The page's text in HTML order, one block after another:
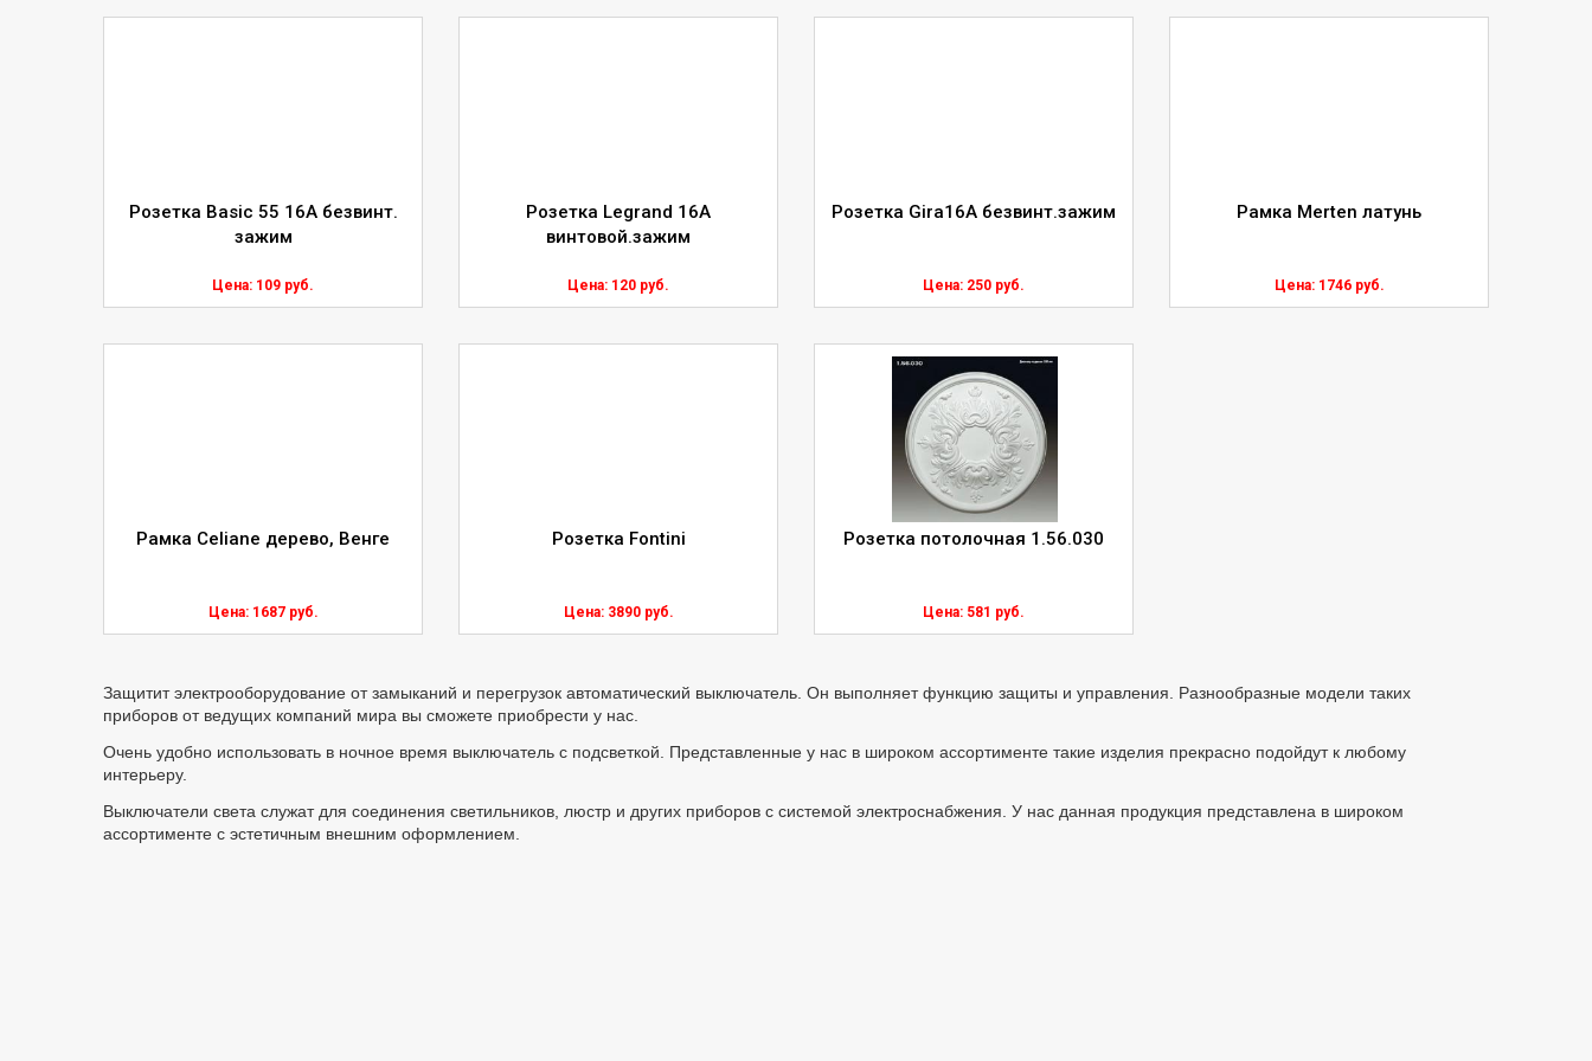
Розетка Basic 55 16А безвинт.
зажим
Цена: 109 руб.
Розетка Legrand 16А
винтовой.зажим
Цена: 120 руб.
Розетка Gira16А безвинт.зажим
Цена: 250 руб.
Рамка Merten латунь
Цена: 1746 руб.
Рамка Celiane дерево, Венге
Цена: 1687 руб.
Розетка Fontini
Цена: 3890 руб.
Розетка потолочная 1.56.030
Цена: 581 руб.
Защитит электрооборудование от замыканий и перегрузок автоматический выключатель. Он выполняет функцию защиты и управления. Разнообразные модели таких
приборов от ведущих компаний мира вы сможете приобрести у нас.
Очень удобно использовать в ночное время выключатель с подсветкой. Представленные у нас в широком ассортименте такие изделия прекрасно подойдут к любому
интерьеру.
Выключатели света служат для соединения светильников, люстр и других приборов с системой электроснабжения. У нас данная продукция представлена в широком
ассортименте с эстетичным внешним оформлением.